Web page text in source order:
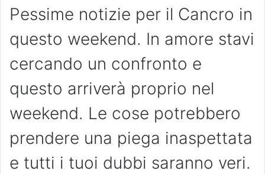
Pessime notizie per il Cancro in
questo weekend. In amore stavi
cercando un confronto e
questo arriverà proprio nel
weekend. Le cose potrebbero
prendere una piega inaspettata
e tutti i tuoi dubbi saranno veri.